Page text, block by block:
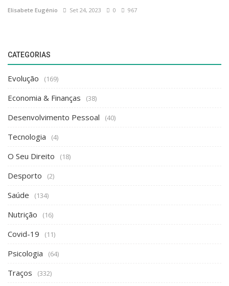
Elisabete Eugénio Set 24, 2023 0 967
CATEGORIAS
Evolução (169)
Economia & Finanças (38)
Desenvolvimento Pessoal (40)
Tecnologia (4)
O Seu Direito (18)
Desporto (2)
Saúde (134)
Nutrição (16)
Covid-19 (11)
Psicologia (64)
Traços (332)